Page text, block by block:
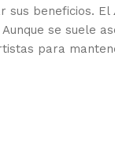
sus beneficios. El
se suele
para